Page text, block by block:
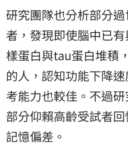
研究團隊也分析部分
者，發現即使腦中已
樣蛋白與tau蛋白堆積
的人，認知功能下降
考能力也較佳。不過
部分仰賴高齡受試者
記憶偏差。